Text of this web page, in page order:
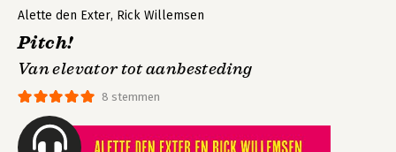
8 stemmen
Alette den Exter, Rick Willemsen
Pitch!
Van elevator tot aanbesteding